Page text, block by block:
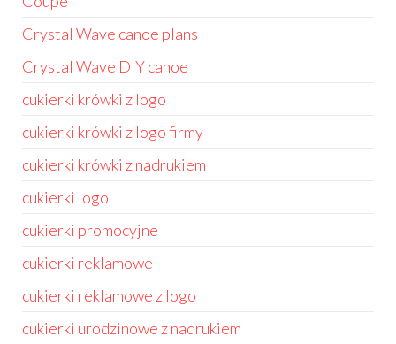
Crystal Wave canoe plans
Crystal Wave DIY canoe
cukierki krówki z logo
cukierki krówki z logo firmy
cukierki krówki z nadrukiem
cukierki logo
cukierki promocyjne
cukierki reklamowe
cukierki reklamowe z logo
cukierki urodzinowe z nadrukiem